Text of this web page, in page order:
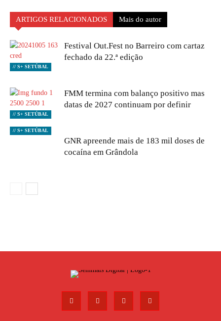
ARTIGOS RELACIONADOS Mais do autor
// S+ SETÚBAL
Festival Out.Fest no Barreiro com cartaz
fechado da 22.ª edição
// S+ SETÚBAL
FMM termina com balanço positivo mas
datas de 2027 continuam por definir
// S+ SETÚBAL
GNR apreende mais de 183 mil doses de
cocaína em Grândola